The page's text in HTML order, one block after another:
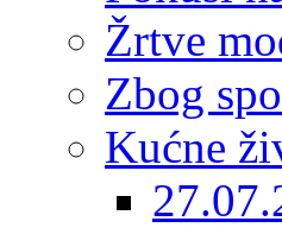
Žrtve
Zbog
Kućne